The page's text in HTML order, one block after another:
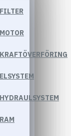
FILTER
MOTOR
KRAFTÖVERFÖRING
ELSYSTEM
HYDRAULSYSTEM
RAM